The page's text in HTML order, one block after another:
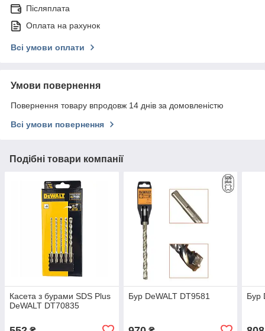
Післяплата
Оплата на рахунок
Всі умови оплати
Умови повернення
Повернення товару впродовж 14 днів за домовленістю
Всі умови повернення
Подібні товари компанії
Касета з бурами SDS Plus
DeWALT DT70835
Бур DeWALT DT9581 Бур